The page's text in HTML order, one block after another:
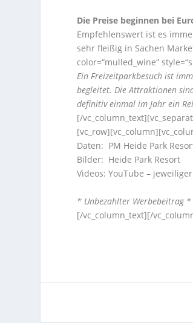
Die Preise beginnen bei
Empfehlenswert ist es
sehr fleißig in Sachen
color=“mulled_wine“
Ein Freizeitparkbesuch ist
begleitet. Die Attraktionen
definitiv einmal im Jahr ein
[/
Daten: PM Heide Park
Bilder: Heide Park Resort
Videos: YouTube –
* Unbezahlter Werbebeitrag *
[/vc_column_text][/